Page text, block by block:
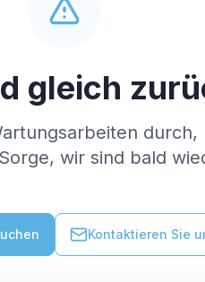
gleich
durch,
wir sind bald
Kontaktieren Sie